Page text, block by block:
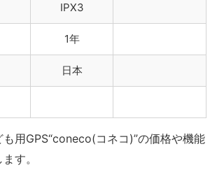
IPX3
1年
日本
用GPS“coneco(コネコ)”の価格や機能
す。